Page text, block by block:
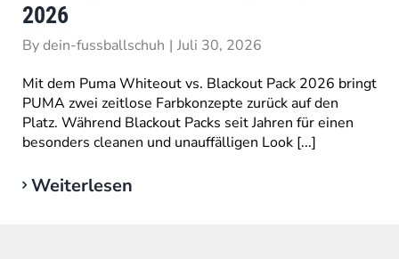
2026
Bydein-fussballschuh | Juli 30, 2026
Mit dem Puma Whiteout vs. Blackout Pack 2026 bringt
PUMA zwei zeitlose Farbkonzepte zurück auf den
Platz. Während Blackout Packs seit Jahren für einen
besonders cleanen und unauffälligen Look [...]
Weiterlesen